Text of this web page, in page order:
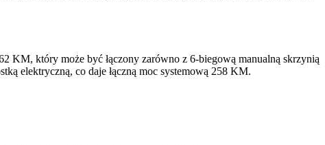
KM, który może być łączony zarówno z 6-biegową manualną skrzynią
elektryczną, co daje łączną moc systemową 258 KM.